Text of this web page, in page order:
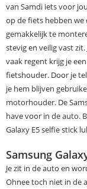
van Samdi iets voor
op de fiets hebben we
gemakkelijk te
stevig en veilig vast
vaak regent krijg je
fietshouder. Door je
je hem blijven
motorhouder. De
have voor in de auto.
Galaxy E5 selfie stick
Samsung
Je zit in de auto en
Ohnee toch niet in de